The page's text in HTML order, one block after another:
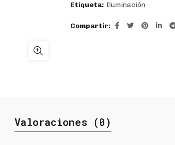
Etiqueta: Iluminación
Compartir
Valoraciones (0)